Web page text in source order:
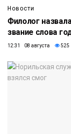
Новости
Филолог
звание слова
12:31 08 августа 525